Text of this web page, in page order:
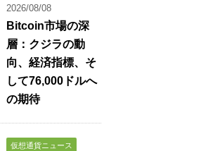
2026/08/08
Bitcoin市場の深
層：クジラの動
向、経済指標、そ
して76,000ドルへ
の期待
仮想通貨ニュース